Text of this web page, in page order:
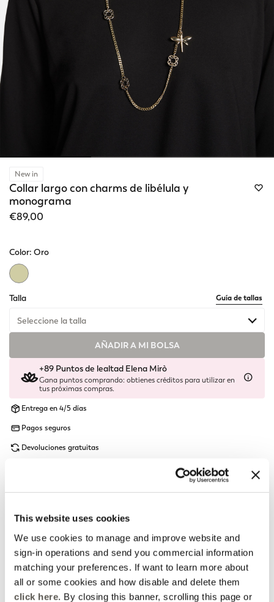
This website uses cookies
We use cookies to manage and improve website and
sign-in operations and send you commercial information
matching your preferences. If want to learn more about
all or some cookies and how disable and delete them
click here. By closing this banner, scrolling this page or
New in
Collar largo con charms de libélula y
monograma
€89,00
Color: Oro
Talla
Guía de tallas
Seleccione la talla
AÑADIR A MI BOLSA
+89 Puntos de lealtad Elena Mirò
Gana puntos comprando: obtienes créditos para utilizar en
tus próximas compras.
Entrega en 4/5 días
Pagos seguros
Devoluciones gratuitas
Detalles del producto
Questa collana lunga è impreziosita da simboli raffinati: il
Monogram, simbolo distintivo del brand, e una delicata libellula,
per aggiungere un tocco di eleganza e versatilità ad ogni tuo look.
Collar largo en metal libre de níquel
Colgantes con el logotipo de Mongram y dijes de libélula